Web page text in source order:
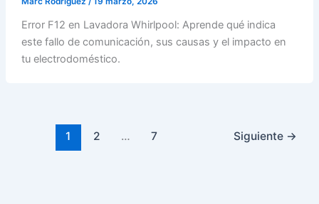
Error F12 en Lavadora Whirlpool: Aprende qué indica
este fallo de comunicación, sus causas y el impacto en
tu electrodoméstico.
1 2 … 7 Siguiente →